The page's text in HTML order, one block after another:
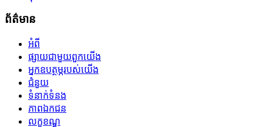
ព័ត៌មាន
អំពី
ផ្សាយជាមួយពួកយើង
អ្នកឧបត្ថម្ភរបស់យើង
ជំនួយ
ទំនាក់ទំនង
ភាពឯកជន
លក្ខខណ្ឌ